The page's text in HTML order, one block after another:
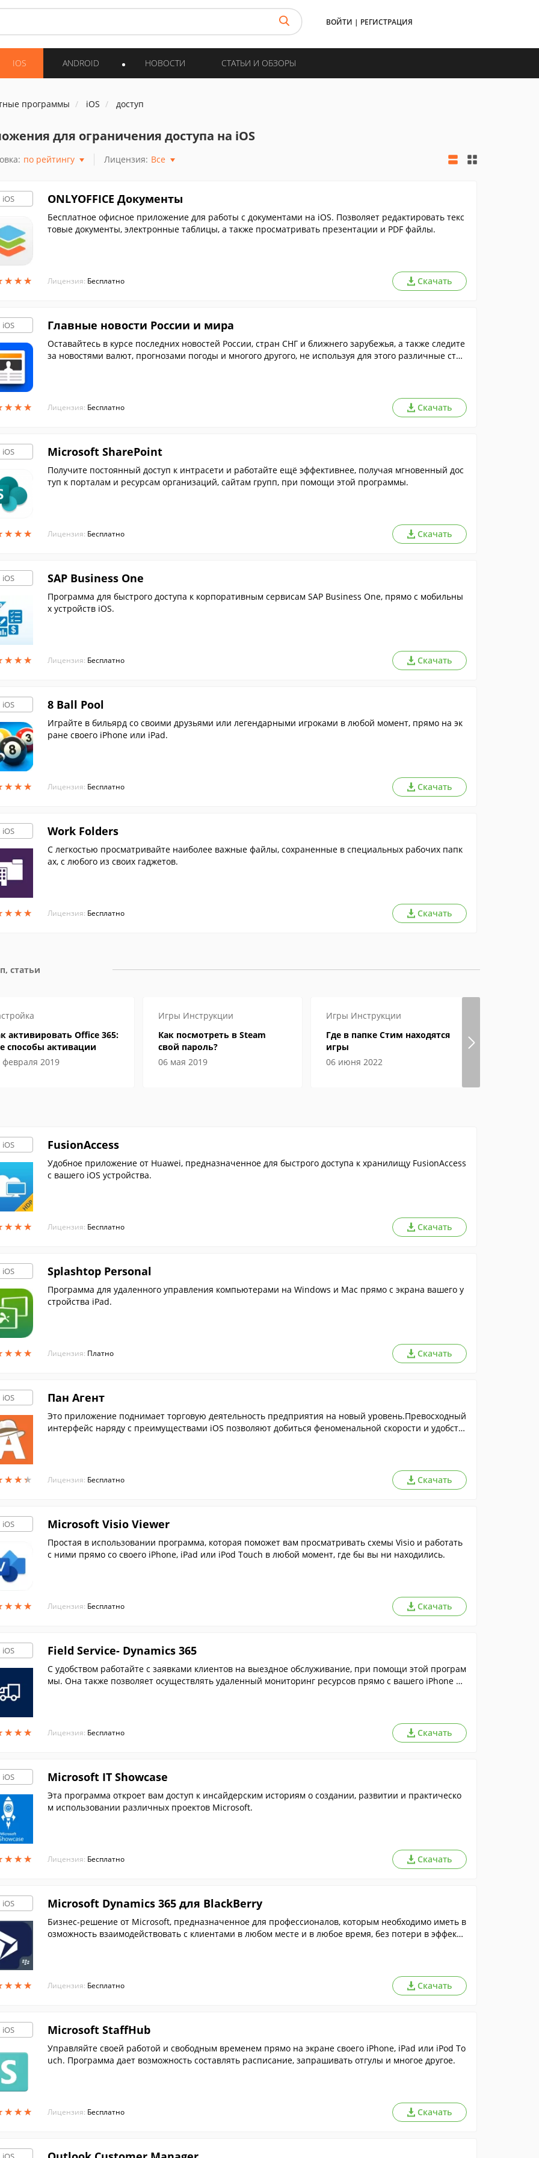
ВОЙТИ | РЕГИСТРАЦИЯ
IOS ANDROID НОВОСТИ СТАТЬИ И ОБЗОРЫ
программы iOS доступ
для ограничения доступа на iOS
по рейтингу Лицензия: Все
iOS
★★★
★★★
ONLYOFFICE Документы
Бесплатное офисное приложение для работы с документами на iOS. Позволяет редактировать текс
товые документы, электронные таблицы, а также просматривать презентации и PDF файлы.
Лицензия: Бесплатно Скачать
iOS
★★★
★★★
Главные новости России и мира
Оставайтесь в курсе последних новостей России, стран СНГ и ближнего зарубежья, а также следите
за новостями валют, прогнозами погоды и многого другого, не используя для этого различные стор
Лицензия: Бесплатно Скачать
iOS
★★★
★★★
Microsoft SharePoint
Получите постоянный доступ к интрасети и работайте ещё эффективнее, получая мгновенный дос
туп к порталам и ресурсам организаций, сайтам групп, при помощи этой программы.
Лицензия: Бесплатно Скачать
iOS
★★★
★★★
SAP Business One
Программа для быстрого доступа к корпоративным сервисам SAP Business One, прямо с мобильны
х устройств iOS.
Лицензия: Бесплатно Скачать
iOS
★★★
★★★
8 Ball Pool
Играйте в бильярд со своими друзьями или легендарными игроками в любой момент, прямо на эк
ране своего iPhone или iPad.
Лицензия: Бесплатно Скачать
iOS
★★★
★★★
Work Folders
С легкостью просматривайте наиболее важные файлы, сохраненные в специальных рабочих папк
ах, с любого из своих гаджетов.
Лицензия: Бесплатно Скачать
статьи
активировать Office 365:
способы активации
февраля 2019
Игры Инструкции
Как посмотреть в Steam
свой пароль?
06 мая 2019
Игры Инструкции
Где в папке Стим находятся
игры
06 июня 2022
iOS
★★★
★★★
FusionAccess
Удобное приложение от Huawei, предназначенное для быстрого доступа к хранилищу FusionAccess
с вашего iOS устройства.
Лицензия: Бесплатно Скачать
iOS
★★★
★★★
Splashtop Personal
Программа для удаленного управления компьютерами на Windows и Mac прямо с экрана вашего у
стройства iPad.
Лицензия: Платно Скачать
iOS
★★★
★★★
Пан Агент
Это приложение поднимает торговую деятельность предприятия на новый уровень.Превосходный
интерфейс наряду с преимуществами iOS позволяют добиться феноменальной скорости и удобств
Лицензия: Бесплатно Скачать
iOS
★★★
★★★
Microsoft Visio Viewer
Простая в использовании программа, которая поможет вам просматривать схемы Visio и работать
с ними прямо со своего iPhone, iPad или iPod Touch в любой момент, где бы вы ни находились.
Лицензия: Бесплатно Скачать
iOS
★★★
★★★
Field Service- Dynamics 365
С удобством работайте с заявками клиентов на выездное обслуживание, при помощи этой програм
мы. Она также позволяет осуществлять удаленный мониторинг ресурсов прямо с вашего iPhone ил
Лицензия: Бесплатно Скачать
iOS
★★★
★★★
Microsoft IT Showcase
Эта программа откроет вам доступ к инсайдерским историям о создании, развитии и практическо
м использовании различных проектов Microsoft.
Лицензия: Бесплатно Скачать
iOS
★★★
★★★
Microsoft Dynamics 365 для BlackBerry
Бизнес-решение от Microsoft, предназначенное для профессионалов, которым необходимо иметь в
озможность взаимодействовать с клиентами в любом месте и в любое время, без потери в эффекти
Лицензия: Бесплатно Скачать
iOS
★★★
★★★
Microsoft StaffHub
Управляйте своей работой и свободным временем прямо на экране своего iPhone, iPad или iPod To
uch. Программа дает возможность составлять расписание, запрашивать отгулы и многое другое.
Лицензия: Бесплатно Скачать